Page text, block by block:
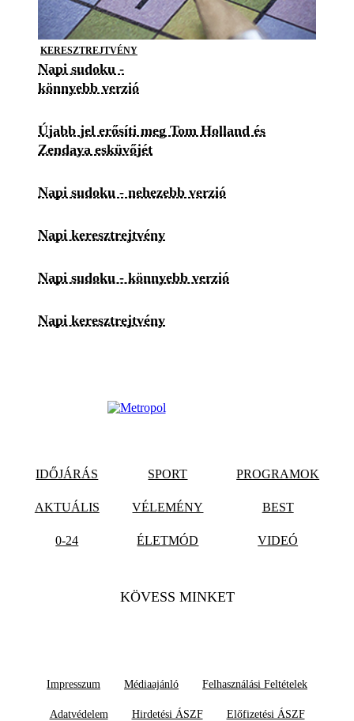
KERESZTREJTVÉNY
Napi sudoku -
könnyebb verzió
Újabb jel erősíti meg Tom Holland és
Zendaya esküvőjét
Napi sudoku - nehezebb verzió
Napi keresztrejtvény
Napi sudoku - könnyebb verzió
Napi keresztrejtvény
IDŐJÁRÁS SPORT PROGRAMOK
AKTUÁLIS VÉLEMÉNY BEST
0-24 ÉLETMÓD VIDEÓ
KÖVESS MINKET
Impresszum Médiaajánló Felhasználási Feltételek
Adatvédelem Hirdetési ÁSZF Előfizetési ÁSZF